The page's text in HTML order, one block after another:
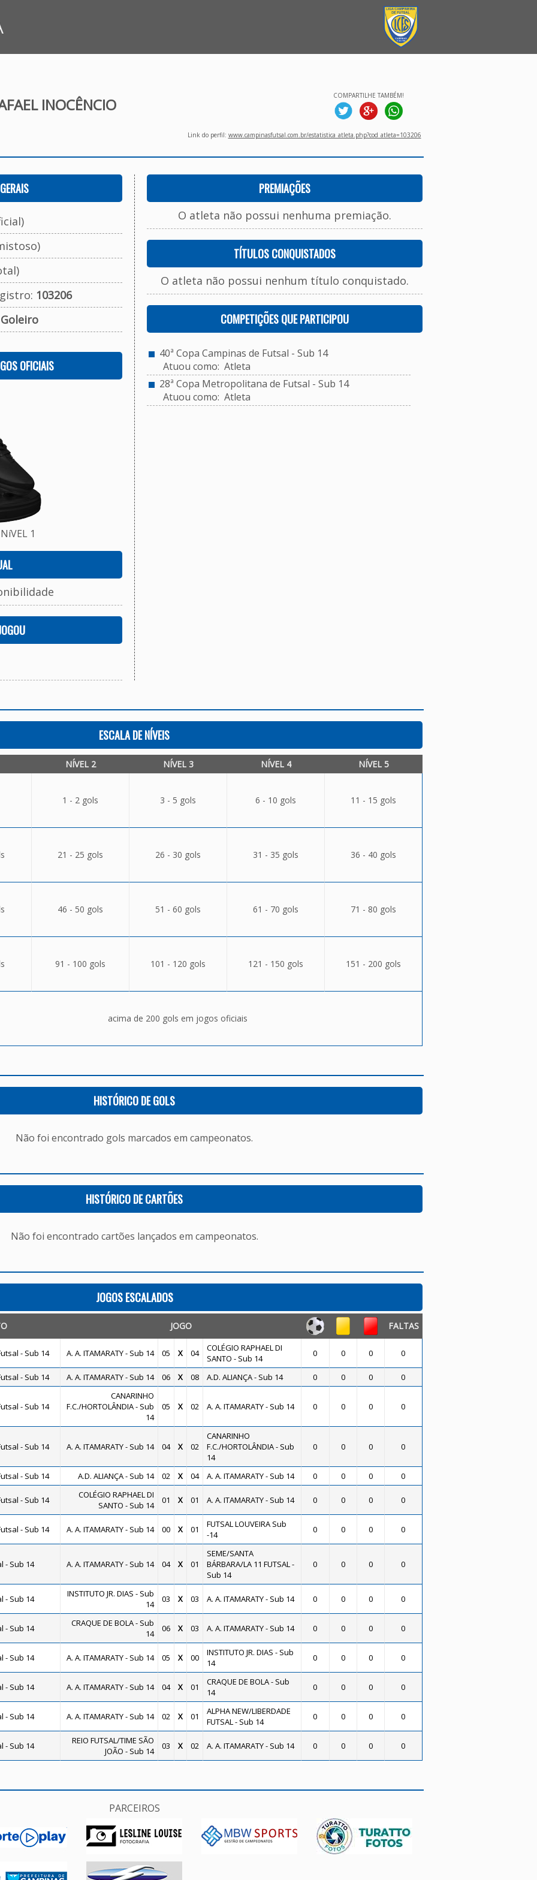
INOCÊNCIO
COMPARTILHE TAMBÉM!
Link do perfil: www.campinasfutsal.com.br/estatistica_atleta.php?cod_atleta=103206
103206
Goleiro
OFICIAIS
1
PREMIAÇÕES
O atleta não possui nenhuma premiação.
TÍTULOS CONQUISTADOS
O atleta não possui nenhum título conquistado.
COMPETIÇÕES QUE PARTICIPOU
40ª Copa Campinas de Futsal - Sub 14
Atuou como: Atleta
28ª Copa Metropolitana de Futsal - Sub 14
Atuou como: Atleta
ESCALA DE NÍVEIS
NÍVEL 2 NÍVEL 3 NÍVEL 4 NÍVEL 5
1 - 2 gols 3 - 5 gols 6 - 10 gols 11 - 15 gols
21 - 25 gols 26 - 30 gols 31 - 35 gols 36 - 40 gols
46 - 50 gols 51 - 60 gols 61 - 70 gols 71 - 80 gols
91 - 100 gols 101 - 120 gols 121 - 150 gols 151 - 200 gols
acima de 200 gols em jogos oficiais
HISTÓRICO DE GOLS
Não foi encontrado gols marcados em campeonatos.
HISTÓRICO DE CARTÕES
Não foi encontrado cartões lançados em campeonatos.
JOGOS ESCALADOS
JOGO FALTAS
- Sub 14 A. A. ITAMARATY - Sub 14 05 X 04
COLÉGIO RAPHAEL DI
SANTO - Sub 14
0 0 0 0
- Sub 14 A. A. ITAMARATY - Sub 14 06 X 08 A.D. ALIANÇA - Sub 14 0 0 0 0
- Sub 14
CANARINHO
F.C./HORTOLÂNDIA - Sub
14
05 X 02 A. A. ITAMARATY - Sub 14 0 0 0 0
- Sub 14 A. A. ITAMARATY - Sub 14 04 X 02
CANARINHO
F.C./HORTOLÂNDIA - Sub
14
0 0 0 0
- Sub 14 A.D. ALIANÇA - Sub 14 02 X 04 A. A. ITAMARATY - Sub 14 0 0 0 0
- Sub 14
COLÉGIO RAPHAEL DI
SANTO - Sub 14
01 X 01 A. A. ITAMARATY - Sub 14 0 0 0 0
- Sub 14 A. A. ITAMARATY - Sub 14 00 X 01
FUTSAL LOUVEIRA Sub
-14
0 0 0 0
- Sub 14 A. A. ITAMARATY - Sub 14 04 X 01
SEME/SANTA
BÁRBARA/LA 11 FUTSAL -
Sub 14
0 0 0 0
- Sub 14
INSTITUTO JR. DIAS - Sub
14
03 X 03 A. A. ITAMARATY - Sub 14 0 0 0 0
- Sub 14
CRAQUE DE BOLA - Sub
14
06 X 03 A. A. ITAMARATY - Sub 14 0 0 0 0
- Sub 14 A. A. ITAMARATY - Sub 14 05 X 00
INSTITUTO JR. DIAS - Sub
14
0 0 0 0
- Sub 14 A. A. ITAMARATY - Sub 14 04 X 01
CRAQUE DE BOLA - Sub
14
0 0 0 0
- Sub 14 A. A. ITAMARATY - Sub 14 02 X 01
ALPHA NEW/LIBERDADE
FUTSAL - Sub 14
0 0 0 0
- Sub 14
REIO FUTSAL/TIME SÃO
JOÃO - Sub 14
03 X 02 A. A. ITAMARATY - Sub 14 0 0 0 0
PARCEIROS